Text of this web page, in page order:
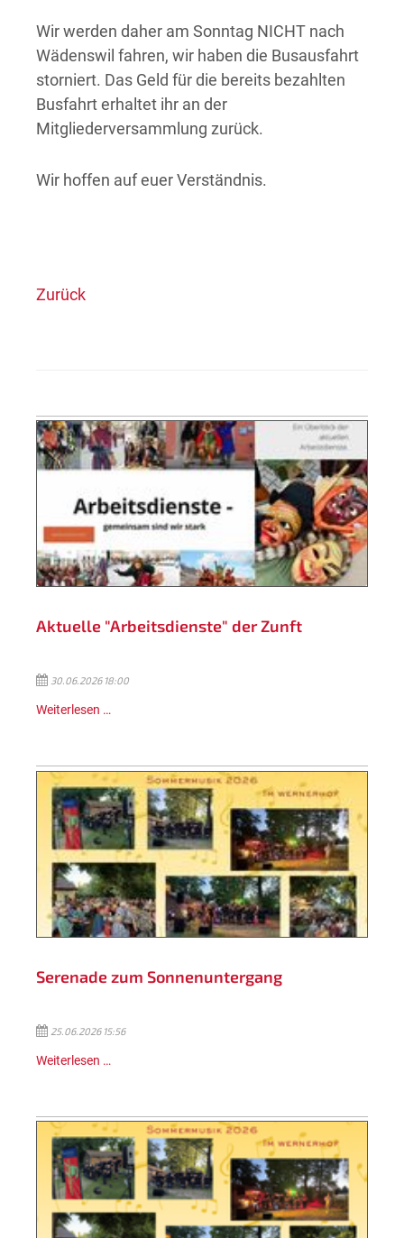
Wir werden daher am Sonntag NICHT nach
Wädenswil fahren, wir haben die Busausfahrt
storniert. Das Geld für die bereits bezahlten
Busfahrt erhaltet ihr an der
Mitgliederversammlung zurück.
Wir hoffen auf euer Verständnis.
Zurück
Aktuelle "Arbeitsdienste" der Zunft
30.06.2026 18:00
Weiterlesen …
Serenade zum Sonnenuntergang
25.06.2026 15:56
Weiterlesen …